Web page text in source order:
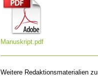
Manuskript.pdf
Weitere Redaktionsmaterialien